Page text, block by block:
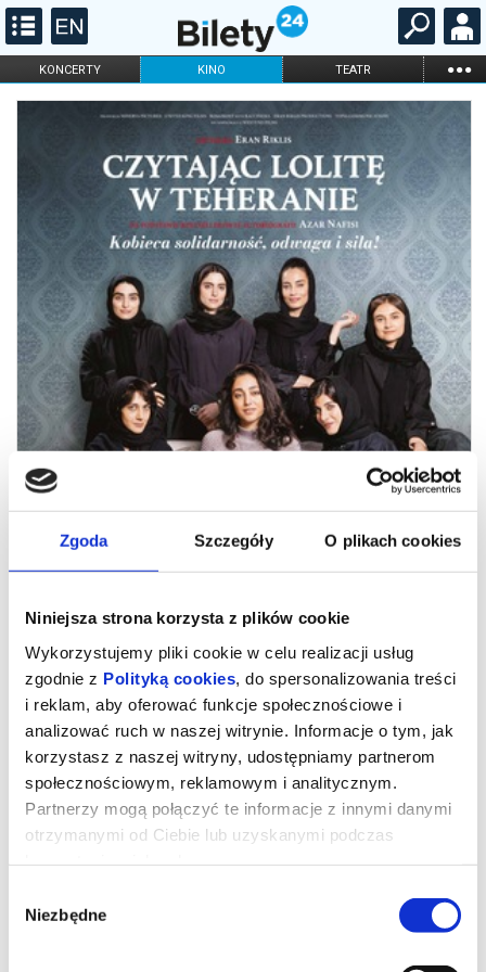
Zgoda Szczegóły O plikach cookies
Niniejsza strona korzysta z plików cookie
Wykorzystujemy pliki cookie w celu realizacji usług
zgodnie z Polityką cookies , do spersonalizowania treści
i reklam, aby oferować funkcje społecznościowe i
analizować ruch w naszej witrynie. Informacje o tym, jak
korzystasz z naszej witryny, udostępniamy partnerom
społecznościowym, reklamowym i analitycznym.
Partnerzy mogą połączyć te informacje z innymi danymi
otrzymanymi od Ciebie lub uzyskanymi podczas
zgody
Niezbędne
KONCERTY KINO TEATR ...
FILHARMONIA OPERA I BALET
ONLINE
Czytając Lolitę w Teheranie
odwadze i sile literatury. W głównych rolach wystąpiły czołowe
irańskie aktorki – Golshifteh Farahani oraz Zar Amir Ebrahimi.
Po rewolucji islamskiej w Iranie, która miała miejsce w 1979 roku,
fundamentaliści przejmują kontrolę nad uniwersytetami. Kobiety